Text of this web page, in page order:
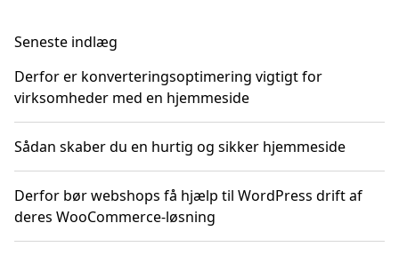
Seneste indlæg
Derfor er konverteringsoptimering vigtigt for
virksomheder med en hjemmeside
Sådan skaber du en hurtig og sikker hjemmeside
Derfor bør webshops få hjælp til WordPress drift af
deres WooCommerce-løsning